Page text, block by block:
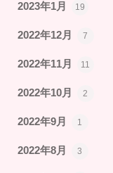
2023年1月 19
2022年12月 7
2022年11月 11
2022年10月 2
2022年9月 1
2022年8月 3